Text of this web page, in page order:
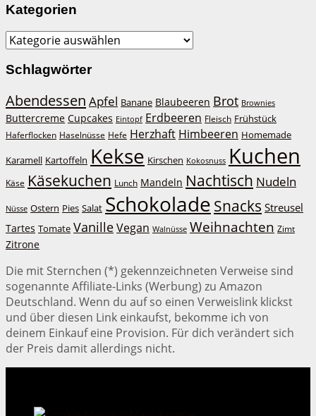
Kategorien
Kategorien
Schlagwörter
Abendessen Apfel Banane Blaubeeren Brot Brownies
Buttercreme Cupcakes Eintopf Erdbeeren Fleisch Frühstück
Haferflocken Haselnüsse Hefe Herzhaft Himbeeren Homemade
Karamell Kartoffeln Kekse Kirschen Kokosnuss Kuchen
Käse Käsekuchen Lunch Mandeln Nachtisch Nudeln
Nüsse Ostern Pies Salat Schokolade Snacks Streusel
Tartes Tomate VanilleVegan Walnüsse Weihnachten Zimt
Zitrone
Die mit Sternchen (*) gekennzeichneten Verweise sind
sogenannte Affiliate-Links (Werbung) zu Amazon
Deutschland. Wenn du auf so einen Verweislink klickst
und über diesen Link einkaufst, bekomme ich von
deinem Einkauf eine Provision. Für dich verändert sich
der Preis damit allerdings nicht.